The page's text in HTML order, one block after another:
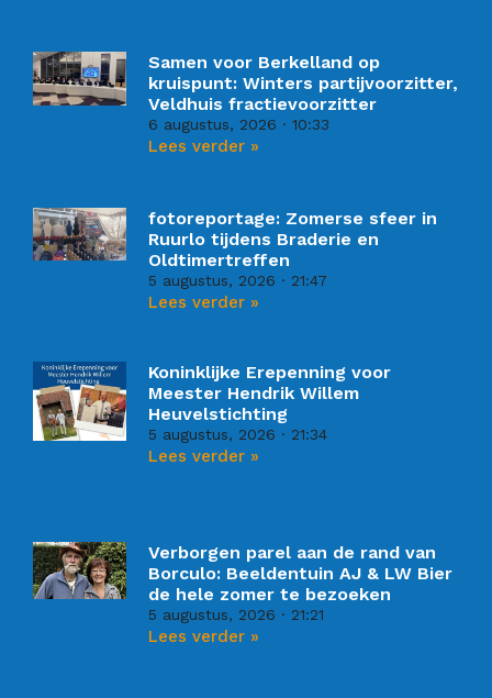
Samen voor Berkelland op
kruispunt: Winters partijvoorzitter,
Veldhuis fractievoorzitter
6 augustus, 2026 10:33
Lees verder »
fotoreportage: Zomerse sfeer in
Ruurlo tijdens Braderie en
Oldtimertreffen
5 augustus, 2026 21:47
Lees verder »
Koninklijke Erepenning voor
Meester Hendrik Willem
Heuvelstichting
5 augustus, 2026 21:34
Lees verder »
Verborgen parel aan de rand van
Borculo: Beeldentuin AJ & LW Bier
de hele zomer te bezoeken
5 augustus, 2026 21:21
Lees verder »